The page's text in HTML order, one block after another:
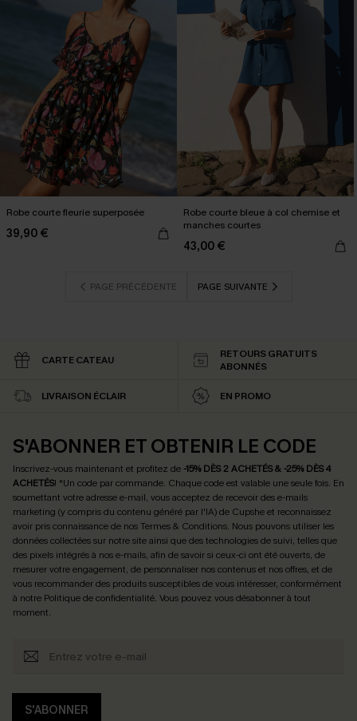
Robe courte fleurie superposée
39,90 €
Robe courte bleue à col chemise et
manches courtes
43,00 €
PAGE PRÉCÉDENTE PAGE SUIVANTE
CARTE CATEAU
RETOURS GRATUITS
ABONNÉS
LIVRAISON ÉCLAIR EN PROMO
S'ABONNER ET OBTENIR LE CODE
Inscrivez-vous maintenant et profitez de -15% DÈS 2 ACHETÉS & -25% DÈS 4
ACHETÉS! *Un code par commande. Chaque code est valable une seule fois. En
soumettant votre adresse e-mail, vous acceptez de recevoir des e-mails
marketing (y compris du contenu généré par l'IA) de Cupshe et reconnaissez
avoir pris connaissance de nosTermes & Conditions. Nous pouvons utiliser les
données collectées sur notre site ainsi que des technologies de suivi, telles que
des pixels intégrés à nos e-mails, afin de savoir si ceux-ci ont été ouverts, de
mesurer votre engagement, de personnaliser nos contenus et nos offres, et de
vous recommander des produits susceptibles de vous intéresser, conformément
à notre Politique de confidentialité. Vous pouvez vous désabonner à tout
moment.
S'ABONNER